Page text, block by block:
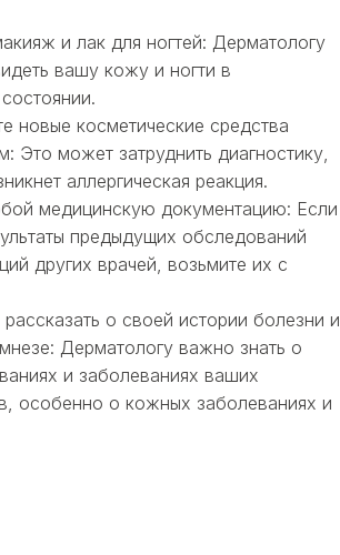
и лак для ногтей: Дерматологу
вашу кожу и ногти в
новые косметические средства
Это может затруднить диагностику,
аллергическая реакция.
медицинскую документацию: Если
предыдущих обследований
других врачей, возьмите их с
рассказать о своей истории болезни и
Дерматологу важно знать о
и заболеваниях ваших
особенно о кожных заболеваниях и